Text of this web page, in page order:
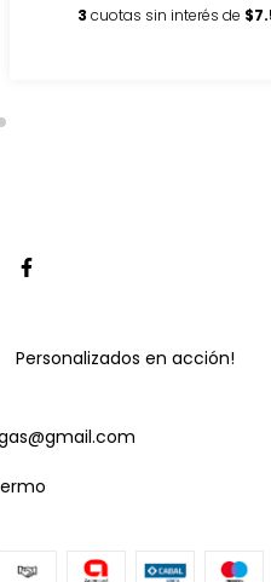
3 cuotas sin interés de
Personalizados en acción!